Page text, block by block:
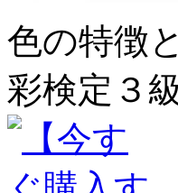
色の特徴
彩検定３